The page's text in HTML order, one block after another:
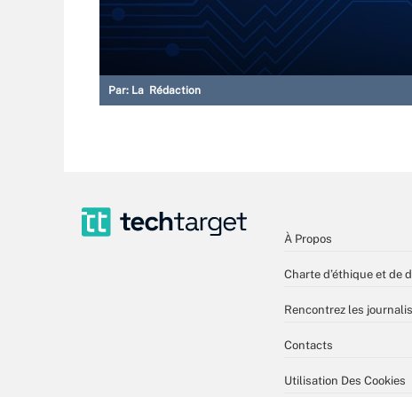
Par: La Rédaction
À Propos
Charte d’éthique et de
Rencontrez les
Contacts
Utilisation Des Cookies